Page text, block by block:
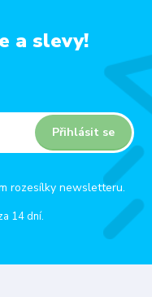
a slevy!
Přihlásit se
rozesílky newsletteru.
14 dní.